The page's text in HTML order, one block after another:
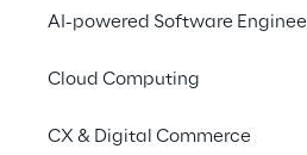
AI-powered Software
Cloud Computing
CX & Digital Commerce
anche nuove
responsabile, etico, sicuro
fiducia e gestire i rischi in